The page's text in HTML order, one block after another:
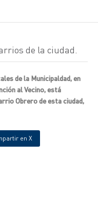
de la ciudad.
de la Municipaldad, en
al Vecino, está
Obrero de esta ciudad,
en X